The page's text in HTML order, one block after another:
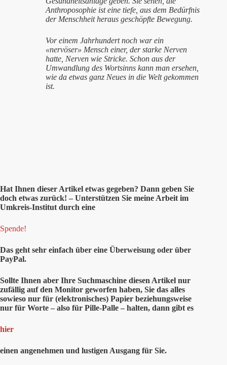
Anthroposophie ist eine tiefe, aus dem Bedürfnis
der Menschheit heraus geschöpfte Bewegung.
Vor einem Jahrhundert noch war ein
«nervöser» Mensch einer, der starke Nerven
hatte, Nerven wie Stricke. Schon aus der
Umwandlung des Wortsinns kann man ersehen,
wie da etwas ganz Neues in die Welt gekommen
ist.
Hat Ihnen dieser Artikel etwas gegeben? Dann geben Sie
doch etwas zurück! – Unterstützen Sie meine Arbeit im
Umkreis-Institut durch eine
Spende!
Das geht sehr einfach über eine Überweisung oder über
PayPal.
Sollte Ihnen aber Ihre Suchmaschine diesen Artikel nur
zufällig auf den Monitor geworfen haben, Sie das alles
sowieso nur für (elektronisches) Papier beziehungsweise
nur für Worte – also für Pille-Palle – halten, dann gibt es
hier
einen angenehmen und lustigen Ausgang für Sie.